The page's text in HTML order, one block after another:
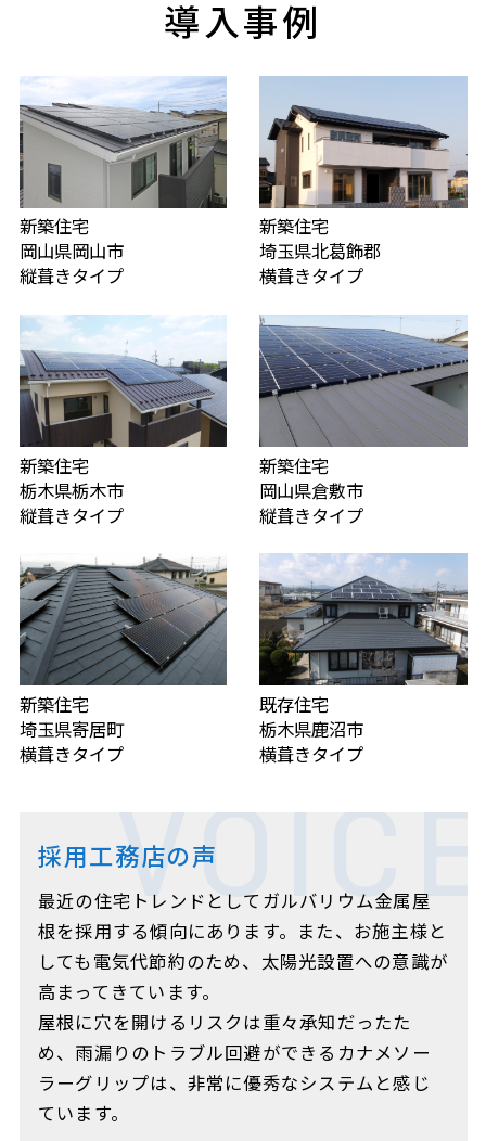
導入事例
新築住宅
岡山県岡山市
縦葺きタイプ
新築住宅
埼玉県北葛飾郡
横葺きタイプ
新築住宅
栃木県栃木市
縦葺きタイプ
新築住宅
岡山県倉敷市
縦葺きタイプ
新築住宅
埼玉県寄居町
横葺きタイプ
既存住宅
栃木県鹿沼市
横葺きタイプ
採用工務店の声
最近の住宅トレンドとしてガルバリウム金属屋
根を採用する傾向にあります。また、お施主様と
しても電気代節約のため、太陽光設置への意識が
高まってきています。
屋根に穴を開けるリスクは重々承知だったた
め、雨漏りのトラブル回避ができるカナメソー
ラーグリップは、非常に優秀なシステムと感じ
ています。